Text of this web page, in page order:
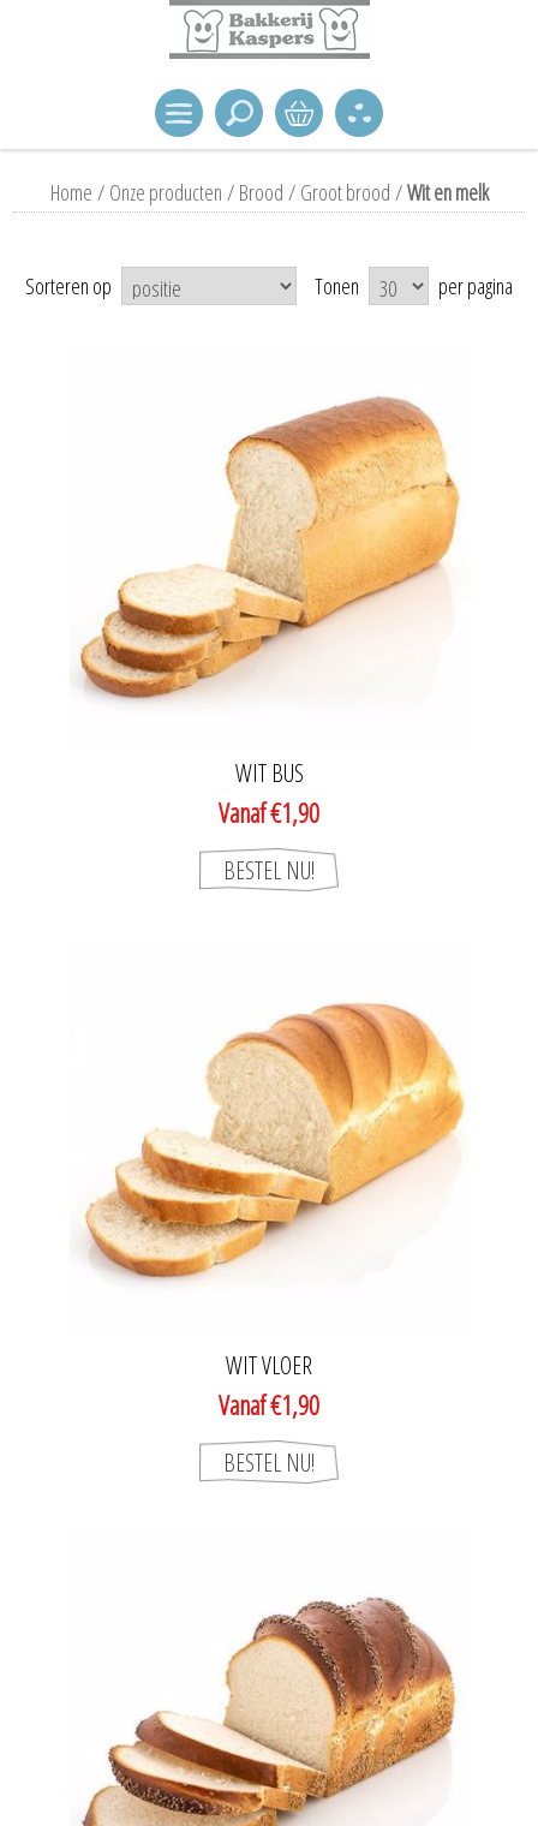
Home / Onze producten / Brood / Groot brood /Wit en melk
Sorteren op Tonen per pagina
WIT BUS
Vanaf €1,90
WIT VLOER
Vanaf €1,90